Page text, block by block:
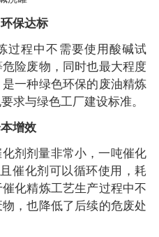
保达标
过程中不需要使用酸碱试
险废物，同时也最大程度
一种绿色环保的废油精炼
求与绿色工厂建设标准。
增效
剂剂量非常小，一吨催化
催化剂可以循环使用，耗
化精炼工艺生产过程中不
，也降低了后续的危废处